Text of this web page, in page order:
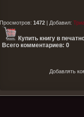
Просмотров: 1472| Добавил:
Купить книгу в
Всего комментариев: 0
Добавлять